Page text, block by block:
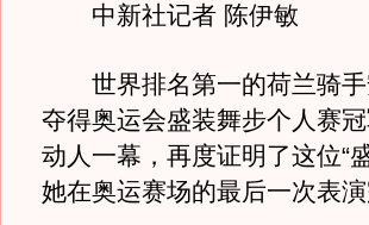
中新社记者 陈伊敏
世界排名第一的荷兰骑手
夺得奥运会盛装舞步个人赛
动人一幕，再度证明了这位“
她在奥运赛场的最后一次表演